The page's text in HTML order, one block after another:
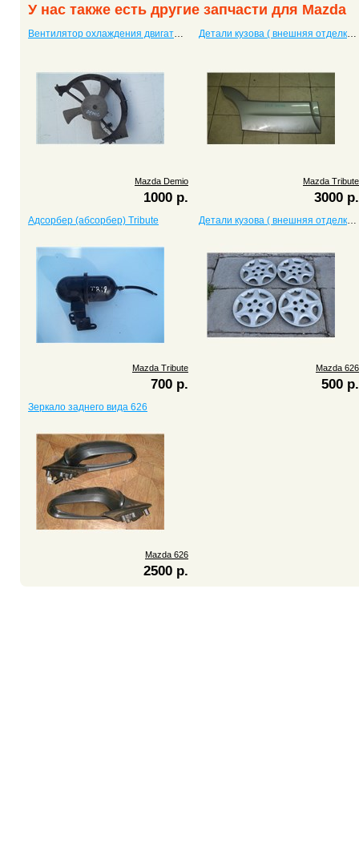
У нас также есть другие запчасти для Mazda
Вентилятор охлаждения двигателя Demio
Mazda Demio
1000 р.
Детали кузова ( внешняя отделка) Tribute
Mazda Tribute
3000 р.
Адсорбер (абсорбер) Tribute
Mazda Tribute
700 р.
Детали кузова ( внешняя отделка) 626
Mazda 626
500 р.
Зеркало заднего вида 626
Mazda 626
2500 р.